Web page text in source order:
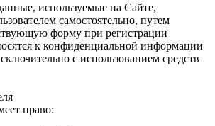
используемые на Сайте,
самостоятельно, путем
форму при регистрации
к конфиденциальной информации
с использованием средств
право: